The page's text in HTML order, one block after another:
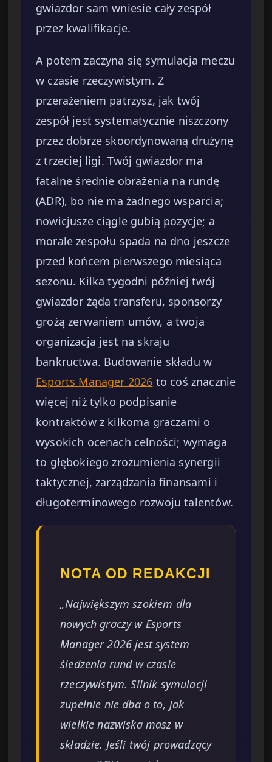
gwiazdor sam wniesie cały zespół
przez kwalifikacje.
A potem zaczyna się symulacja meczu
w czasie rzeczywistym. Z
przerażeniem patrzysz, jak twój
zespół jest systematycznie niszczony
przez dobrze skoordynowaną drużynę
z trzeciej ligi. Twój gwiazdor ma
fatalne średnie obrażenia na rundę
(ADR), bo nie ma żadnego wsparcia;
nowicjusze ciągle gubią pozycje; a
morale zespołu spada na dno jeszcze
przed końcem pierwszego miesiąca
sezonu. Kilka tygodni później twój
gwiazdor żąda transferu, sponsorzy
grożą zerwaniem umów, a twoja
organizacja jest na skraju
bankructwa. Budowanie składu w
Esports Manager 2026 to coś znacznie
więcej niż tylko podpisanie
kontraktów z kilkoma graczami o
wysokich ocenach celności; wymaga
to głębokiego zrozumienia synergii
taktycznej, zarządzania finansami i
długoterminowego rozwoju talentów.
NOTA OD REDAKCJI
„Największym szokiem dla
nowych graczy w Esports
Manager 2026 jest system
śledzenia rund w czasie
rzeczywistym. Silnik symulacji
zupełnie nie dba o to, jak
wielkie nazwiska masz w
składzie. Jeśli twój prowadzący